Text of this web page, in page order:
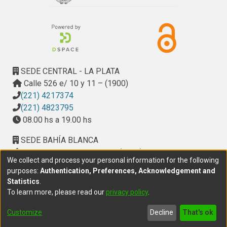
SEDE CENTRAL - LA PLATA
Calle 526 e/ 10 y 11 – (1900)
(221) 4217374
(221) 4823795
08.00 hs a 19.00 hs
SEDE BAHÍA BLANCA
Calle Ciudad de Cali 320 – (8000). Universidad
Provincial del Sudoeste (UPSO)
(291) 459 2550, interno 147
10.00 h a 14.00 h
We collect and process your personal information for the following
purposes: Authentication, Preferences, Acknowledgement and
Statistics
To learn more, please read ourprivacy policy.
Customize Decline That's ok